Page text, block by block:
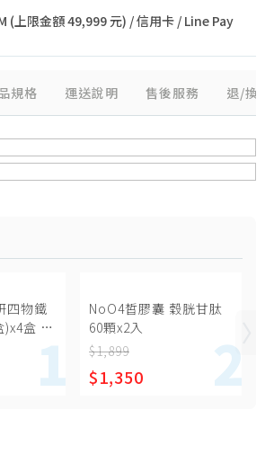
(上限金額 49,999 元) / 信用卡 / Line Pay
規格 運送說明 售後服務 退/換
四物鐵
盒 共
NoO4皙膠囊 穀胱甘肽
60顆x2入
$1,899
$1,350